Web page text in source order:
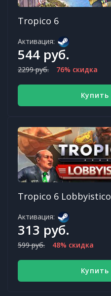
Tropico 6
Активация:
544 руб.
2299 руб. 76% скидка
Купить
Tropico 6 Lobbyistico
Активация:
313 руб.
599 руб. 48% скидка
Купить